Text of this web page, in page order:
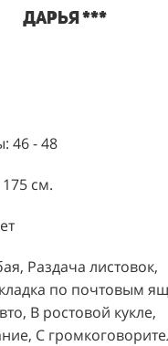
Дарья ***
46 - 48
см.
Раздача листовок,
по почтовым
В ростовой кукле,
С